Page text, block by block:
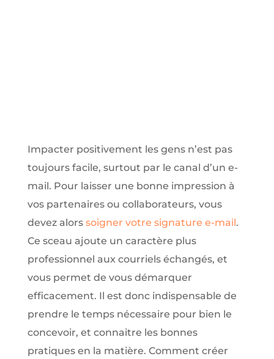
Impacter positivement les gens n’est pas
toujours facile, surtout par le canal d’un e-
mail. Pour laisser une bonne impression à
vos partenaires ou collaborateurs, vous
devez alors soigner votre signature e-mail.
Ce sceau ajoute un caractère plus
professionnel aux courriels échangés, et
vous permet de vous démarquer
efficacement. Il est donc indispensable de
prendre le temps nécessaire pour bien le
concevoir, et connaitre les bonnes
pratiques en la matière. Comment créer